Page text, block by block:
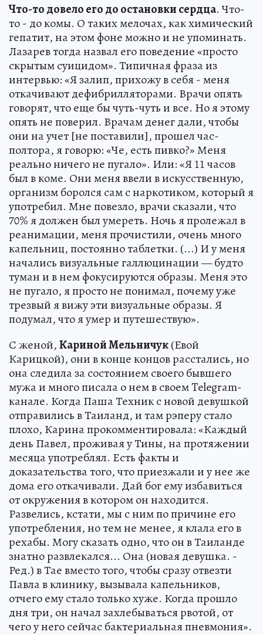
Что-то довело его до остановки сердца. Что-
то - до комы. О таких мелочах, как химический
гепатит, на этом фоне можно и не упоминать.
Лазарев тогда назвал его поведение «просто
скрытым суицидом». Типичная фраза из
интервью: «Я залип, прихожу в себя - меня
откачивают дефибрилляторами. Врачи опять
говорят, что еще бы чуть-чуть и все. Но я этому
опять не поверил. Врачам денег дали, чтобы
они на учет [не поставили], прошел час-
полтора, я говорю: «Че, есть пивко?» Меня
реально ничего не пугало». Или: «Я 11 часов
был в коме. Они меня ввели в искусственную,
организм боролся сам с наркотиком, который я
употребил. Мне повезло, врачи сказали, что
70% я должен был умереть. Ночь я пролежал в
реанимации, меня прочистили, очень много
капельниц, постоянно таблетки. (...) И у меня
начались визуальные галлюцинации — будто
туман и в нем фокусируются образы. Меня это
не пугало, я просто не понимал, почему уже
трезвый я вижу эти визуальные образы. Я
подумал, что я умер и путешествую».
С женой,Кариной Мельничук(Евой
Карицкой), они в конце концов расстались, но
она следила за состоянием своего бывшего
мужа и много писала о нем в своем Telegram-
канале. Когда Паша Техник с новой девушкой
отправились в Таиланд, и там рэперу стало
плохо, Карина прокомментировала: «Каждый
день Павел, проживая у Тины, на протяжении
месяца употреблял. Есть факты и
доказательства того, что приезжали и у нее же
дома его откачивали. Дай бог ему избавиться
от окружения в котором он находится.
Развелись, кстати, мы с ним по причине его
употребления, но тем не менее, я клала его в
рехабы. Могу сказать одно, что он в Таиланде
знатно развлекался... Она (новая девушка. -
Ред.) в Тае вместо того, чтобы сразу отвезти
Павла в клинику, вызывала капельников,
отчего ему стало только хуже. Когда прошло
дня три, он начал захлебываться рвотой, от
чего у него сейчас бактериальная пневмония».